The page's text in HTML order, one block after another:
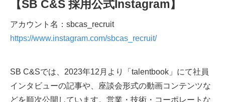
【SB C&S 採用公式Instagram】
アカウント名：sbcas_recruit
https://www.instagram.com/sbcas_recruit/
SB C&Sでは、2023年12月より「talentbook」にて社員
インタビューの記事や、座談会形式の動画コンテンツな
どを順次公開しています。営業・技術・コーポレートな